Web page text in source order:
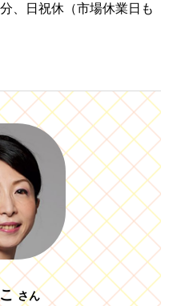
、日祝休（市場休業日も
さん